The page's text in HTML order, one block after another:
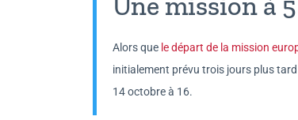
Alors que le départ de la mission
initialement prévu trois jours plus
14 octobre à 16.